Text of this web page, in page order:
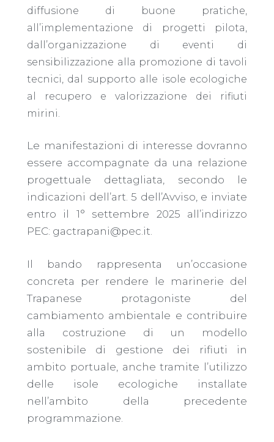
diffusione di buone pratiche,
all’implementazione di progetti pilota,
dall’organizzazione di eventi di
sensibilizzazione alla promozione di tavoli
tecnici, dal supporto alle isole ecologiche
al recupero e valorizzazione dei rifiuti
mirini.
Le manifestazioni di interesse dovranno
essere accompagnate da una relazione
progettuale dettagliata, secondo le
indicazioni dell’art. 5 dell’Avviso, e inviate
entro il 1° settembre 2025 all’indirizzo
PEC: gactrapani@pec.it.
Il bando rappresenta un’occasione
concreta per rendere le marinerie del
Trapanese protagoniste del
cambiamento ambientale e contribuire
alla costruzione di un modello
sostenibile di gestione dei rifiuti in
ambito portuale, anche tramite l’utilizzo
delle isole ecologiche installate
nell’ambito della precedente
programmazione.